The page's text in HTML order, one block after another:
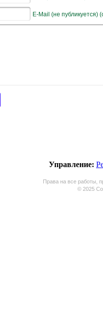
E-Mail (не публикуется)
Управление:
Права на все работы,
© 2025